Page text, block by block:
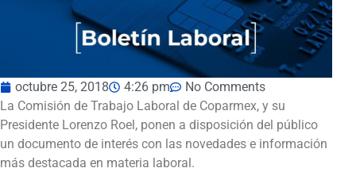
octubre 25, 2018 4:26 pm
No Comments
La Comisión de Trabajo Laboral de Coparmex, y su
Presidente Lorenzo Roel, ponen a disposición del público
un documento de interés con las novedades e información
más destacada en materia laboral.